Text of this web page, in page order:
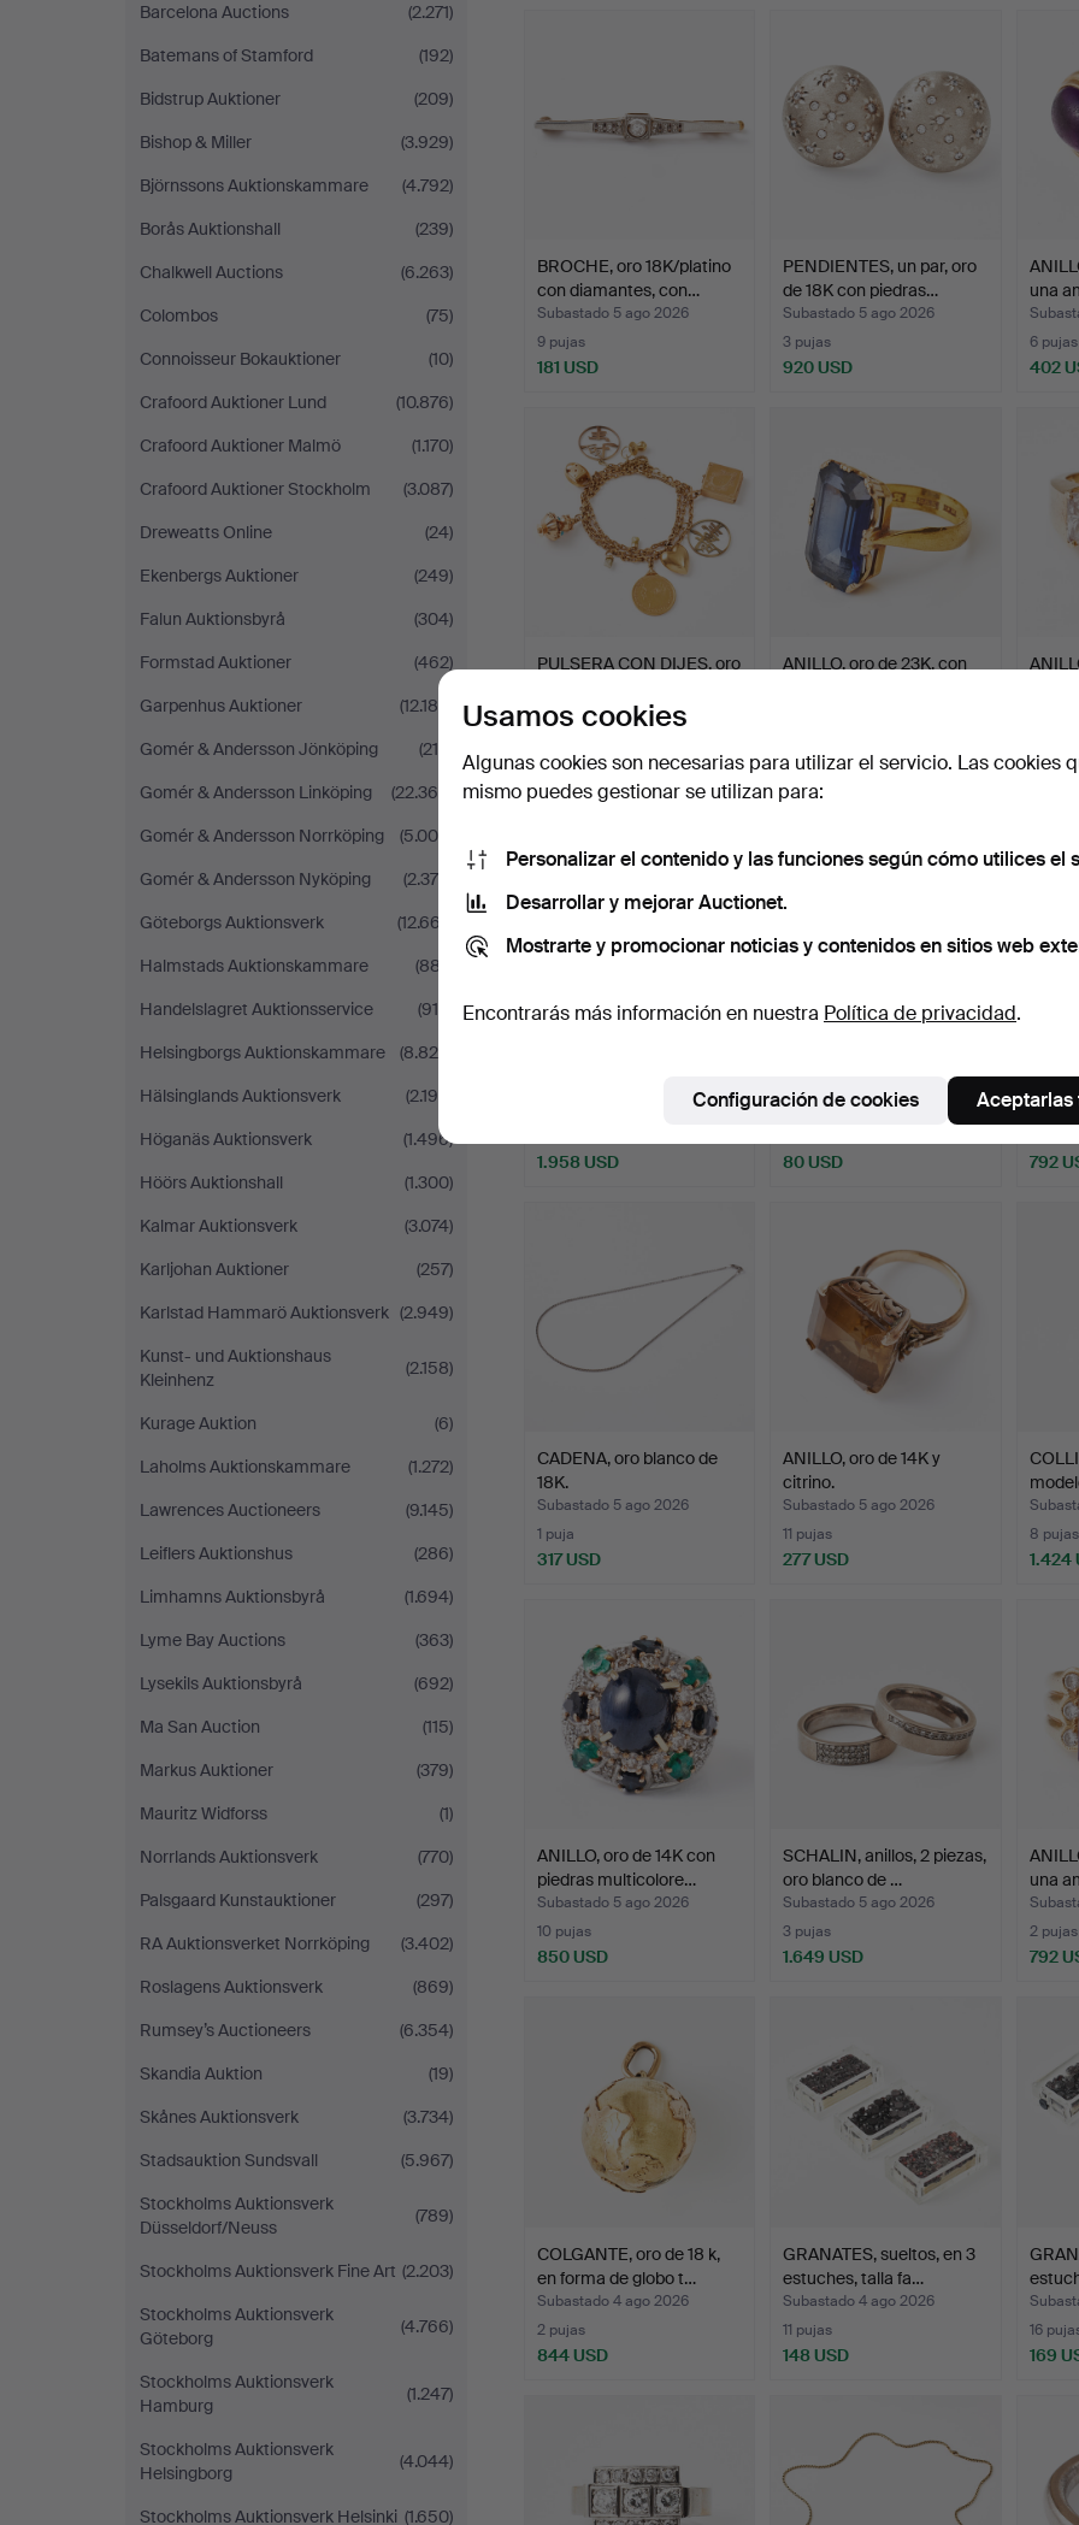
Barcelona Auctions
(2.271)
Batemans of Stamford
(192)
Bidstrup Auktioner
(209)
Bishop & Miller
(3.929)
Björnssons Auktionskammare
(4.792)
Borås Auktionshall
(239)
Chalkwell Auctions
(6.263)
Colombos
(75)
Connoisseur Bokauktioner
(10)
Crafoord Auktioner Lund
(10.876)
Crafoord Auktioner Malmö
(1.170)
Crafoord Auktioner Stockholm
(3.087)
Dreweatts Online
(24)
Ekenbergs Auktioner
(249)
Falun Auktionsbyrå
(304)
Formstad Auktioner
(462)
Garpenhus Auktioner
(12.188)
Gomér & Andersson Jönköping
(218)
Gomér & Andersson Linköping
(22.368)
Gomér & Andersson Norrköping
(5.009)
Gomér & Andersson Nyköping
(2.379)
Göteborgs Auktionsverk
(12.667)
Halmstads Auktionskammare
(887)
Handelslagret Auktionsservice
(915)
Helsingborgs Auktionskammare
(8.820)
Hälsinglands Auktionsverk
(2.190)
Höganäs Auktionsverk
(1.496)
Höörs Auktionshall
(1.300)
Kalmar Auktionsverk
(3.074)
Karljohan Auktioner
(257)
Karlstad Hammarö Auktionsverk (2.949)
Kunst- und Auktionshaus
Kleinhenz
(2.158)
Kurage Auktion
(6)
Laholms Auktionskammare
(1.272)
Lawrences Auctioneers
(9.145)
Leiflers Auktionshus
(286)
Limhamns Auktionsbyrå
(1.694)
Lyme Bay Auctions
(363)
Lysekils Auktionsbyrå
(692)
Ma San Auction
(115)
Markus Auktioner
(379)
Mauritz Widforss
(1)
Norrlands Auktionsverk
(770)
Palsgaard Kunstauktioner
(297)
RA Auktionsverket Norrköping
(3.402)
Roslagens Auktionsverk
(869)
Rumsey’s Auctioneers
(6.354)
Skandia Auktion
(19)
Skånes Auktionsverk
(3.734)
Stadsauktion Sundsvall
(5.967)
Stockholms Auktionsverk
Düsseldorf/Neuss
(789)
Stockholms Auktionsverk Fine Art (2.203)
Stockholms Auktionsverk
Göteborg
(4.766)
Stockholms Auktionsverk
Hamburg
(1.247)
Stockholms Auktionsverk
Helsingborg
(4.044)
Stockholms Auktionsverk Helsinki (1.650)
BROCHE, oro 18K/platino
con diamantes, con…
Subastado 5 ago 2026
9 pujas
181 USD
PENDIENTES, un par, oro
de 18K con piedras…
Subastado 5 ago 2026
3 pujas
920 USD
una
6 pujas
402
PULSERA CON DIJES, oro
Subastado 5 ago 2026
3.593 USD
ANILLO, oro de 23K, con
581 USD 399
1.958 USD
Subastado 5 ago 2026
80 USD
una
792
CADENA, oro blanco de
18K.
Subastado 5 ago 2026
1 puja
317 USD
ANILLO, oro de 14K y
citrino.
Subastado 5 ago 2026
11 pujas
277 USD
8 pujas
1.424
ANILLO, oro de 14K con
piedras multicolore…
Subastado 5 ago 2026
10 pujas
850 USD
SCHALIN, anillos, 2 piezas,
oro blanco de …
Subastado 5 ago 2026
3 pujas
1.649 USD
una
2 pujas
792
COLGANTE, oro de 18 k,
en forma de globo t…
Subastado 4 ago 2026
2 pujas
844 USD
GRANATES, sueltos, en 3
estuches, talla fa…
Subastado 4 ago 2026
11 pujas
148 USD
16
169
Usamos cookies
Algunas cookies son necesarias para utilizar el servicio. Las cookies
mismo puedes gestionar se utilizan para:
Personalizar el contenido y las funciones según cómo utilices el
Desarrollar y mejorar Auctionet.
Mostrarte y promocionar noticias y contenidos en sitios web
Encontrarás más información en nuestra Política de privacidad.
Configuración de cookies Aceptarlas